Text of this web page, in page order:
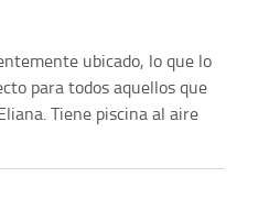
ubicado, lo que lo
para todos aquellos que
Tiene piscina al aire